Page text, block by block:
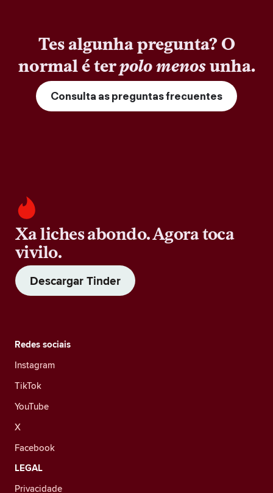
Tes algunha pregunta? O
normal é terpolo menosunha.
Consulta as preguntas frecuentes
Xa liches abondo. Agora toca
vivilo.
Descargar Tinder
Redes sociais
Instagram
TikTok
YouTube
X
Facebook
LEGAL
Privacidade